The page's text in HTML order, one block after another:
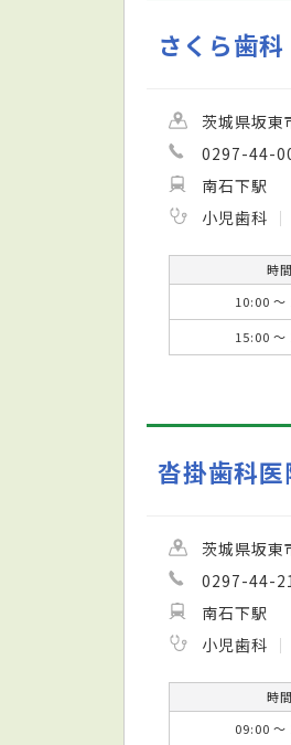
さくら歯科
茨城県坂
0297-44-
南石下駅
小児歯科
時間
10:00 ～
15:00 ～
沓掛歯科医
茨城県坂
0297-44-
南石下駅
小児歯科
時間
09:00 ～